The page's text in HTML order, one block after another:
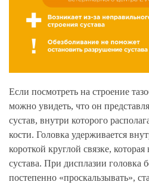
Если посмотреть на строение
можно увидеть, что он
сустав, внутри которого
кости. Головка удерживается
короткой круглой связке,
сустава. При дисплазии головка
постепенно «проскальзывать»,